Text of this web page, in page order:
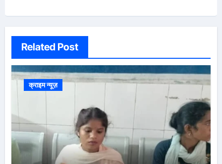
Related Post
क्राइम न्यूज़